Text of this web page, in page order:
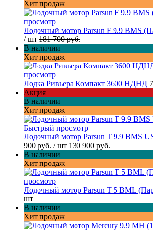
Хит продаж
просмотр
Лодочный мотор Parsun F 9.9 BMS
/ шт 181 700 руб.
В наличии
Хит продаж
просмотр
Лодка Ривьера Компакт 3600 НДНД
Акция
В наличии
Хит продаж
Быстрый просмотр
Лодочный мотор Parsun T 9.9 BMS
900 руб. / шт 130 900 руб.
В наличии
Хит продаж
просмотр
Лодочный мотор Parsun T 5 BML
шт
В наличии
Хит продаж